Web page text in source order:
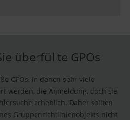
überfüllte GPOs
GPOs, in denen sehr viele
werden, die Anmeldung, doch sie
erheblich. Daher sollten
Gruppenrichtlinienobjekts nicht